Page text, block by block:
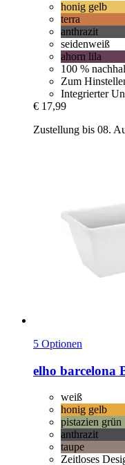
honig gelb
terra
anthrazit
seidenweiß
ahorn lila
100 %
Zum
Integrierter
€ 17,99
Zustellung bis 08.
5 Optionen
elho barcelona
weiß
honig gelb
pistazien grün
anthrazit
taupe
Zeitloses